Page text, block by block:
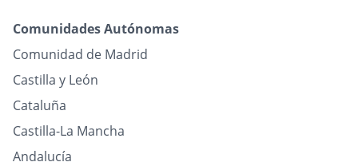
Comunidades Autónomas
Comunidad de Madrid
Castilla y León
Cataluña
Castilla-La Mancha
Andalucía